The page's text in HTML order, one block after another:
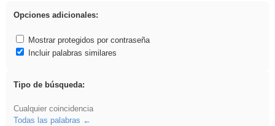
Opciones adicionales:
Mostrar protegidos por contraseña
Incluir palabras similares
Tipo de búsqueda:
Cualquier coincidencia
Todas las palabras